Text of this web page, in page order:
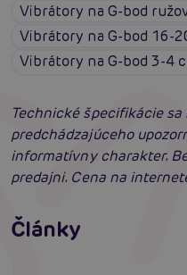
Vibrátory na G-bod
Vibrátory na G-bod 16-
Vibrátory na G-bod 3-4
Technické špecifikácie
predchádzajúceho
informatívny charakter.
predajni. Cena na
Články
výsledky?
Čítať viacej
Vyberáme vibrátor: Ako vybrať najlepší
vibrátor?